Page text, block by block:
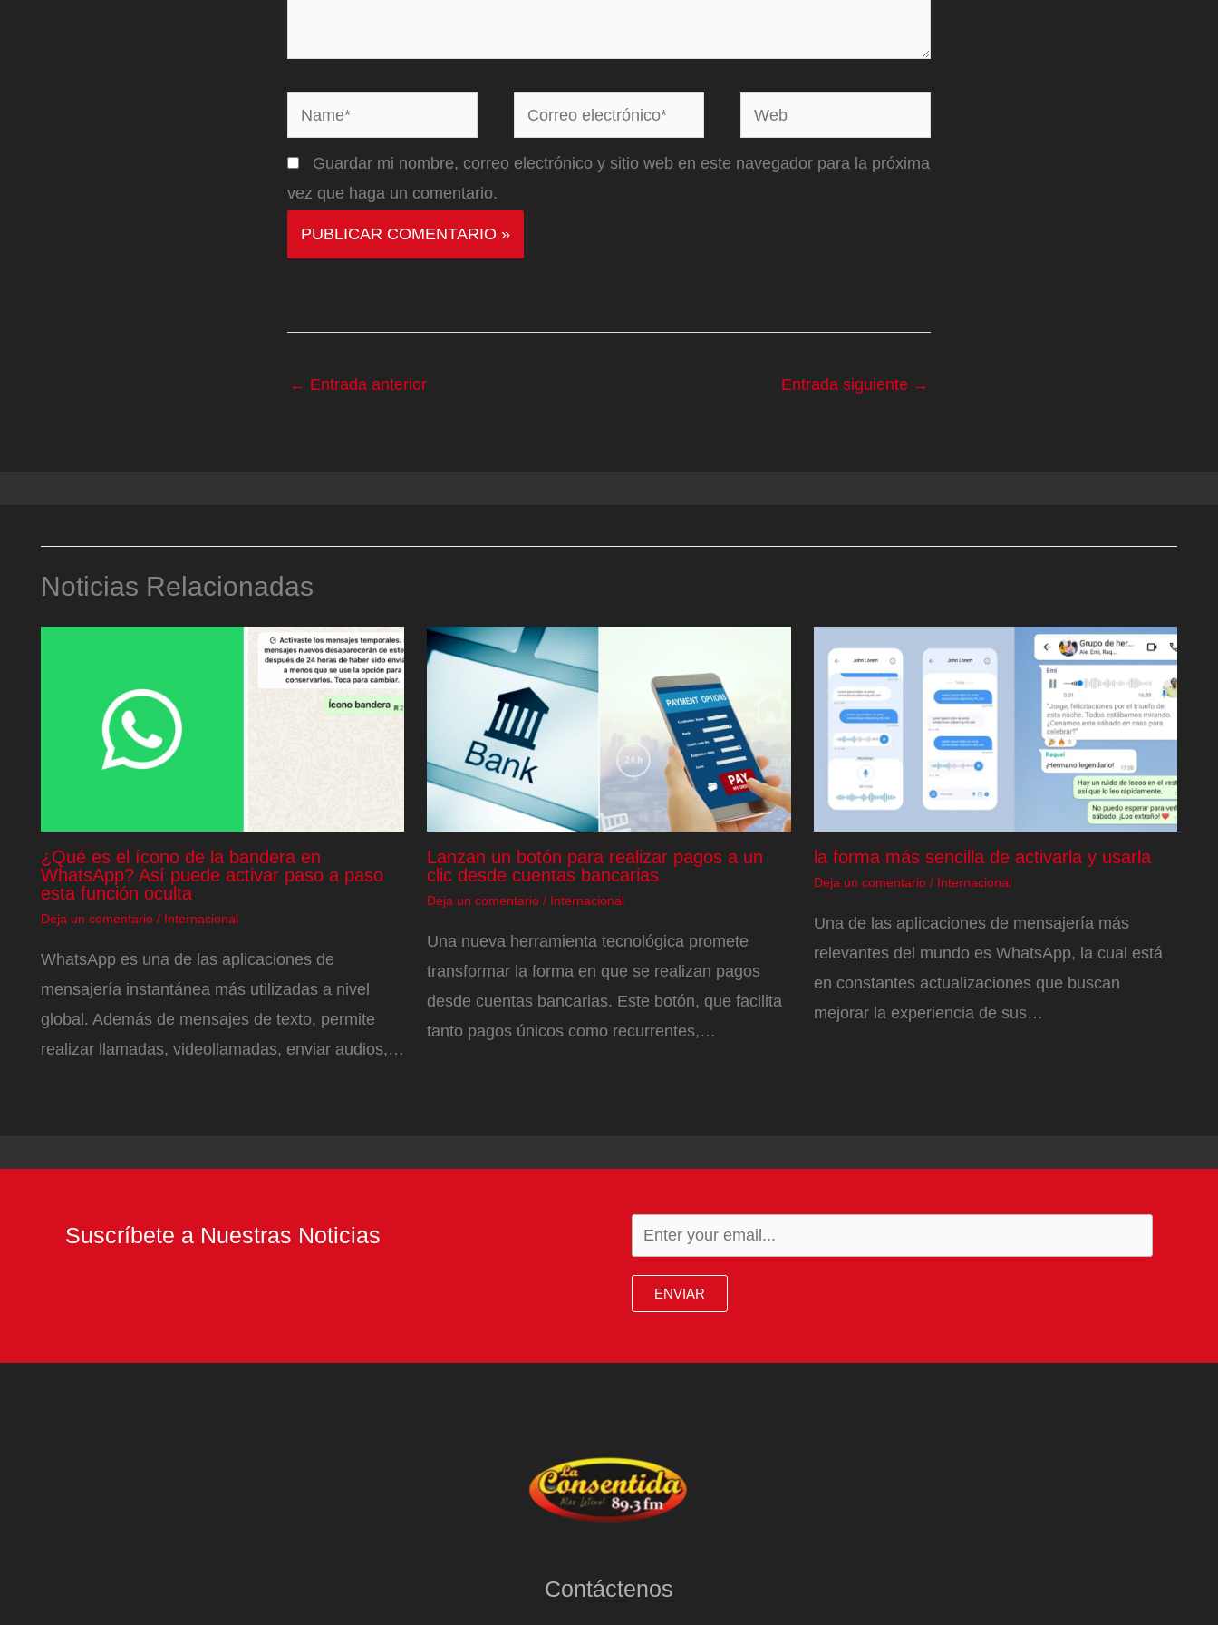
Name*
Correo
electrónico*
Web
Guardar mi nombre, correo electrónico y sitio web en este navegador para la próxima
vez que haga un comentario.
← Entrada anterior Entrada siguiente →
Noticias Relacionadas
¿Qué es el ícono de la bandera en
WhatsApp? Así puede activar paso a paso
esta función oculta
Deja un comentario / Internacional
WhatsApp es una de las aplicaciones de
mensajería instantánea más utilizadas a nivel
global. Además de mensajes de texto, permite
realizar llamadas, videollamadas, enviar audios,…
Lanzan un botón para realizar pagos a un
clic desde cuentas bancarias
Deja un comentario / Internacional
Una nueva herramienta tecnológica promete
transformar la forma en que se realizan pagos
desde cuentas bancarias. Este botón, que facilita
tanto pagos únicos como recurrentes,…
la forma más sencilla de activarla y usarla
Deja un comentario / Internacional
Una de las aplicaciones de mensajería más
relevantes del mundo es WhatsApp, la cual está
en constantes actualizaciones que buscan
mejorar la experiencia de sus…
Suscríbete a Nuestras Noticias
ENVIAR
Contáctenos